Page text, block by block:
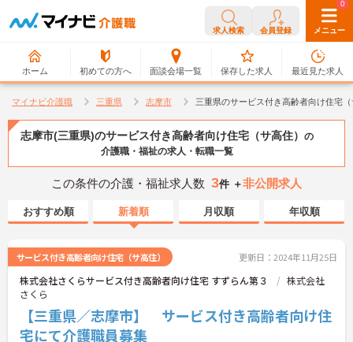
求人検索 会員登録 メニュー
ホーム 初めての方へ 面談会場一覧
0
保存した求人
0
最近見た求人
マイナビ介護職 三重県 志摩市 三重県のサービス付き高齢者向け住宅
志摩市(三重県)のサービス付き高齢者向け住宅（サ高住） の
介護職・福祉の求人・転職一覧
この条件の介護・福祉求人数 3件 ＋非公開求人
おすすめ順 新着順 月収順 年収順
サービス付き高齢者向け住宅（サ高住） 更新日：2024年11月25日
株式会社さくらサービス付き高齢者向け住宅 すずらん第３
株式会社
さくら
【三重県／志摩市】 サービス付き高齢者向け住
宅にて介護職員募集